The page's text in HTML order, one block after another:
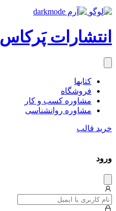
انتشارات پَرکاس
کتاب‎ها
فروشگاه
مشاوره کسب و کار
مشاوره روان‎شناسی
خرید قالب
ورود
میس